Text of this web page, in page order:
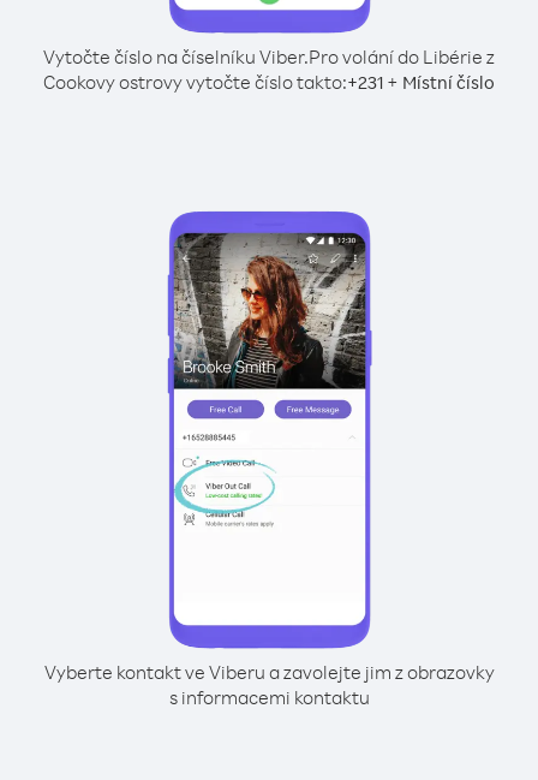
Vytočte číslo na číselníku Viber.Pro volání do Libérie z
Cookovy ostrovy vytočte číslo takto:+231 + Místní číslo
Vyberte kontakt ve Viberu a zavolejte jim z obrazovky
s informacemi kontaktu